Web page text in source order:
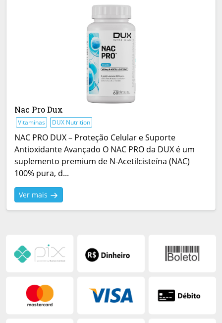
Nac Pro Dux
Vitaminas DUX Nutrition
NAC PRO DUX – Proteção Celular e Suporte
Antioxidante Avançado O NAC PRO da DUX é um
suplemento premium de N-Acetilcisteína (NAC)
100% pura, d...
Ver mais